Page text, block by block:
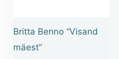
Britta Benno “Visand
mäest”